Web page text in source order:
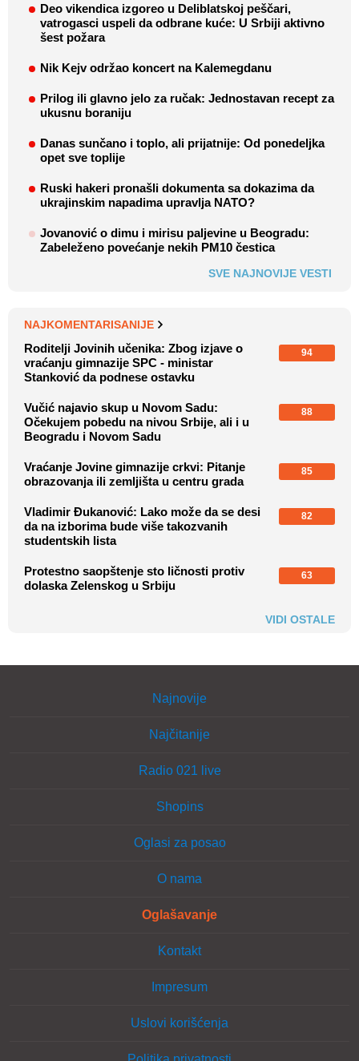
Deo vikendica izgoreo u Deliblatskoj peščari,
vatrogasci uspeli da odbrane kuće: U Srbiji aktivno
šest požara
Nik Kejv održao koncert na Kalemegdanu
Prilog ili glavno jelo za ručak: Jednostavan recept za
ukusnu boraniju
Danas sunčano i toplo, ali prijatnije: Od ponedeljka
opet sve toplije
Ruski hakeri pronašli dokumenta sa dokazima da
ukrajinskim napadima upravlja NATO?
Jovanović o dimu i mirisu paljevine u Beogradu:
Zabeleženo povećanje nekih PM10 čestica
SVE NAJNOVIJE VESTI
NAJKOMENTARISANIJE
Roditelji Jovinih učenika: Zbog izjave o
vraćanju gimnazije SPC - ministar
Stanković da podnese ostavku
94
Vučić najavio skup u Novom Sadu:
Očekujem pobedu na nivou Srbije, ali i u
Beogradu i Novom Sadu
88
Vraćanje Jovine gimnazije crkvi: Pitanje
obrazovanja ili zemljišta u centru grada
85
Vladimir Đukanović: Lako može da se desi
da na izborima bude više takozvanih
studentskih lista
82
Protestno saopštenje sto ličnosti protiv
dolaska Zelenskog u Srbiju
63
VIDI OSTALE
Najnovije
Najčitanije
Radio 021 live
Shopins
Oglasi za posao
O nama
Oglašavanje
Kontakt
Impresum
Uslovi korišćenja